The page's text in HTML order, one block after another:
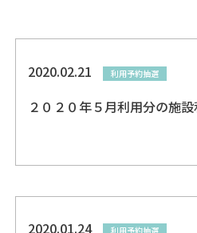
2020.02.21 利用予約抽選
２０２０年５月利用分の施
2020.01.24 利用予約抽選